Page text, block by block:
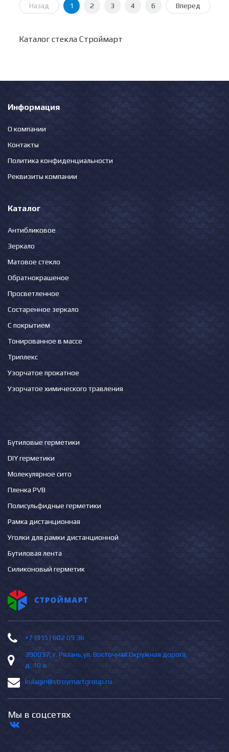
Назад 1 2 3 4 6 Вперед
Каталог стекла Строймарт
Информация
О компании
Контакты
Политика конфиденциальности
Реквизиты компании
Каталог
Антибликовое
Зеркало
Матовое стекло
Обратнокрашеное
Просветленное
Состаренное зеркало
С покрытием
Тонированное в массе
Триплекс
Узорчатое прокатное
Узорчатое химического травления
Бутиловые герметики
DIY герметики
Молекулярное сито
Пленка PVB
Полисульфидные герметики
Рамка дистанционная
Уголки для рамки дистанционной
Бутиловая лента
Силиконовый герметик
+7 (915) 602 09 36
390037, г. Рязань,ул. Восточная Окружная дорога,
д. 10 а
kulagin@stroymartgroup.ru
Мы в соцсетях